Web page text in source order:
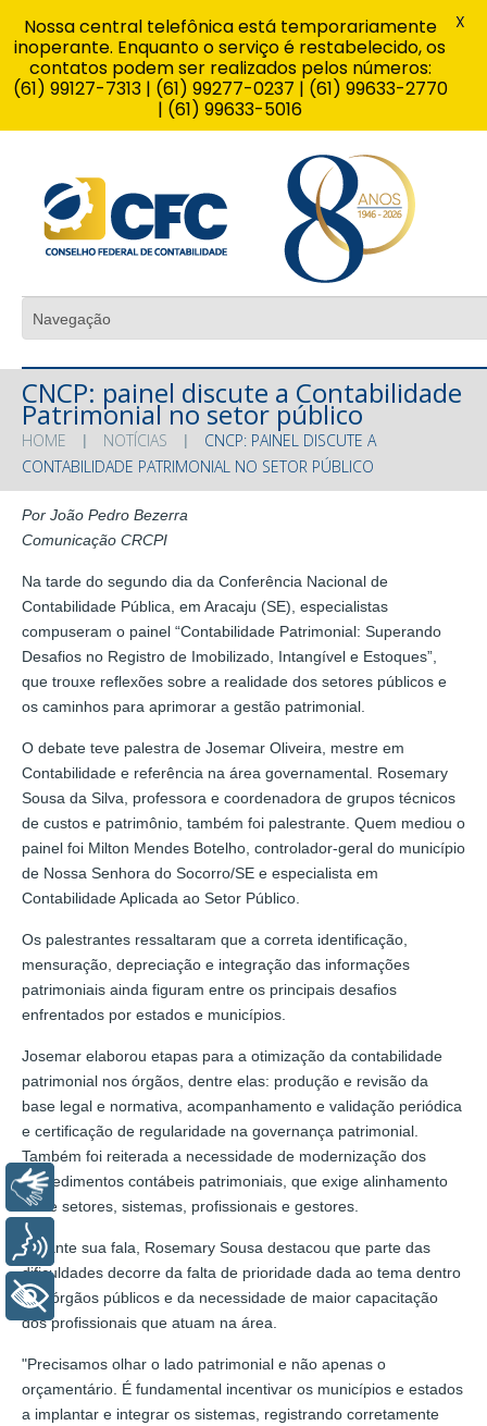
CNCP: painel discute a Contabilidade
Patrimonial no setor público
HOME NOTÍCIAS
CNCP: PAINEL DISCUTE A
CONTABILIDADE PATRIMONIAL NO SETOR PÚBLICO
Por João Pedro Bezerra
Comunicação CRCPI
Na tarde do segundo dia da Conferência Nacional de
Contabilidade Pública, em Aracaju (SE), especialistas
compuseram o painel “Contabilidade Patrimonial: Superando
Desafios no Registro de Imobilizado, Intangível e Estoques”,
que trouxe reflexões sobre a realidade dos setores públicos e
os caminhos para aprimorar a gestão patrimonial.
O debate teve palestra de Josemar Oliveira, mestre em
Contabilidade e referência na área governamental. Rosemary
Sousa da Silva, professora e coordenadora de grupos técnicos
de custos e patrimônio, também foi palestrante. Quem mediou o
painel foi Milton Mendes Botelho, controlador-geral do município
de Nossa Senhora do Socorro/SE e especialista em
Contabilidade Aplicada ao Setor Público.
Os palestrantes ressaltaram que a correta identificação,
mensuração, depreciação e integração das informações
patrimoniais ainda figuram entre os principais desafios
enfrentados por estados e municípios.
Josemar elaborou etapas para a otimização da contabilidade
patrimonial nos órgãos, dentre elas: produção e revisão da
base legal e normativa, acompanhamento e validação periódica
e certificação de regularidade na governança patrimonial.
Também foi reiterada a necessidade de modernização dos
procedimentos contábeis patrimoniais, que exige alinhamento
entre setores, sistemas, profissionais e gestores.
Durante sua fala, Rosemary Sousa destacou que parte das
dificuldades decorre da falta de prioridade dada ao tema dentro
dos órgãos públicos e da necessidade de maior capacitação
dos profissionais que atuam na área.
"Precisamos olhar o lado patrimonial e não apenas o
orçamentário. É fundamental incentivar os municípios e estados
a implantar e integrar os sistemas, registrando corretamente
Nossa central telefônica está temporariamente
inoperante. Enquanto o serviço é restabelecido, os
contatos podem ser realizados pelos números:
(61) 99127-7313 | (61) 99277-0237 | (61) 99633-2770
| (61) 99633-5016
X
Libras
Voz
+ Acessibilidade